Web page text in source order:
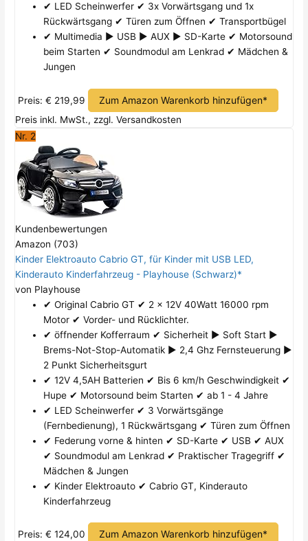
✔ LED Scheinwerfer ✔ 3x Vorwärtsgang und 1x
Rückwärtsgang ✔ Türen zum Öffnen ✔ Transportbügel
✔ Multimedia ► USB ► AUX ► SD-Karte ✔ Motorsound
beim Starten ✔ Soundmodul am Lenkrad ✔ Mädchen &
Jungen
Preis: € 219,99 Zum Amazon Warenkorb hinzufügen*
Preis inkl. MwSt., zzgl. Versandkosten
Nr. 2
Kundenbewertungen
Amazon (703)
Kinder Elektroauto Cabrio GT, für Kinder mit USB LED,
Kinderauto Kinderfahrzeug - Playhouse (Schwarz)*
von Playhouse
✔ Original Cabrio GT ✔ 2 x 12V 40Watt 16000 rpm
Motor ✔ Vorder- und Rücklichter.
✔ öffnender Kofferraum ✔ Sicherheit ► Soft Start ►
Brems-Not-Stop-Automatik ► 2,4 Ghz Fernsteuerung ►
2 Punkt Sicherheitsgurt
✔ 12V 4,5AH Batterien ✔ Bis 6 km/h Geschwindigkeit ✔
Hupe ✔ Motorsound beim Starten ✔ ab 1 - 4 Jahre
✔ LED Scheinwerfer ✔ 3 Vorwärtsgänge
(Fernbedienung), 1 Rückwärtsgang ✔ Türen zum Öffnen
✔ Federung vorne & hinten ✔ SD-Karte ✔ USB ✔ AUX
✔ Soundmodul am Lenkrad ✔ Praktischer Tragegriff ✔
Mädchen & Jungen
✔ Kinder Elektroauto ✔ Cabrio GT, Kinderauto
Kinderfahrzeug
Preis: € 124,00 Zum Amazon Warenkorb hinzufügen*